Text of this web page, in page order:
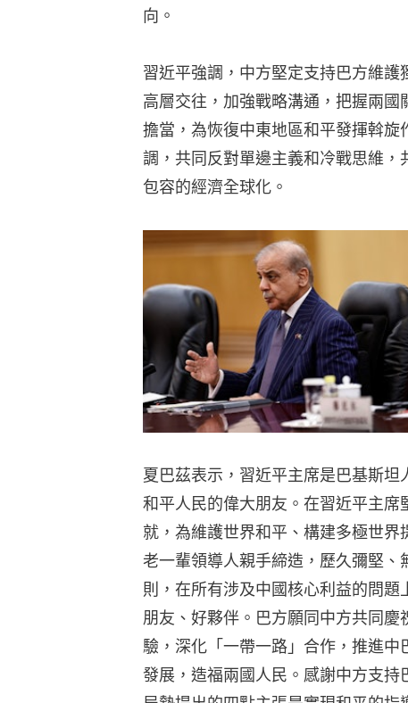
向。
習近平強調，中方堅定支持巴方維
高層交往，加強戰略溝通，把握兩
擔當，為恢復中東地區和平發揮斡
調，共同反對單邊主義和冷戰思維
包容的經濟全球化。
夏巴茲表示，習近平主席是巴基斯
和平人民的偉大朋友。在習近平主
就，為維護世界和平、構建多極世
老一輩領導人親手締造，歷久彌堅
則，在所有涉及中國核心利益的問
朋友、好夥伴。巴方願同中方共同
驗，深化「一帶一路」合作，推進
發展，造福兩國人民。感謝中方支